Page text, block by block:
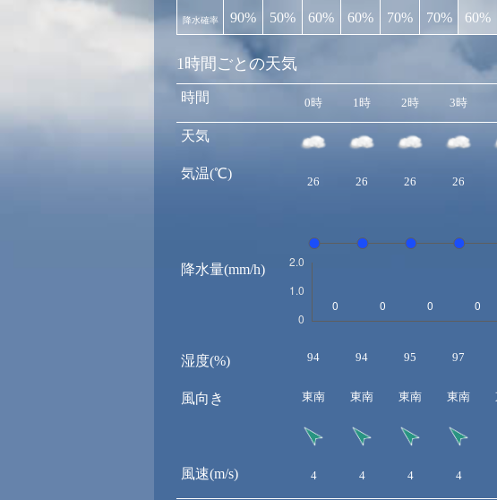
降水確率 90% 50% 60% 60% 70% 70% 60%
1時間ごとの天気
時間
天気
気温(℃)
降水量(mm/h)
湿度(%)
風向き
風速(m/s)
0時 1時 2時 3時
26 26 26 26
94 94 95 97
東南 東南 東南 東南
4 4 4 4